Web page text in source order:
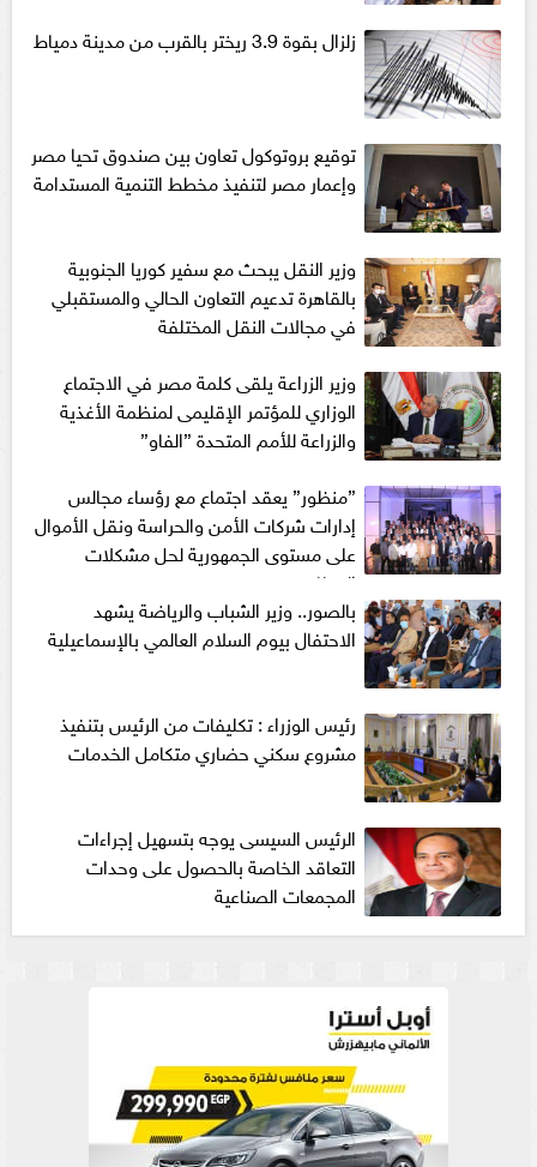
زلزال بقوة 3.9 ريختر بالقرب من مدينة دمياط
توقيع بروتوكول تعاون بين صندوق تحيا مصر
وإعمار مصر لتنفيذ مخطط التنمية المستدامة
وزير النقل يبحث مع سفير كوريا الجنوبية
بالقاهرة تدعيم التعاون الحالي والمستقبلي
في مجالات النقل المختلفة
وزير الزراعة يلقى كلمة مصر في الاجتماع
الوزاري للمؤتمر الإقليمى لمنظمة الأغذية
والزراعة للأمم المتحدة ”الفاو”
”منظور” يعقد اجتماع مع رؤساء مجالس
إدارات شركات الأمن والحراسة ونقل الأموال
على مستوى الجمهورية لحل مشكلات
القطاع
بالصور.. وزير الشباب والرياضة يشهد
الاحتفال بيوم السلام العالمي بالإسماعيلية
رئيس الوزراء : تكليفات من الرئيس بتنفيذ
مشروع سكني حضاري متكامل الخدمات
الرئيس السيسى يوجه بتسهيل إجراءات
التعاقد الخاصة بالحصول على وحدات
المجمعات الصناعية